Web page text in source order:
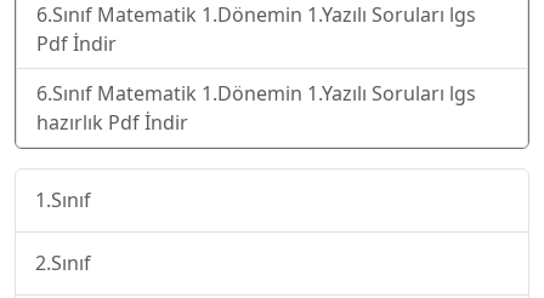
6.Sınıf Matematik 1.Dönemin 1.Yazılı Soruları lgs
Pdf İndir
6.Sınıf Matematik 1.Dönemin 1.Yazılı Soruları lgs
hazırlık Pdf İndir
1.Sınıf
2.Sınıf